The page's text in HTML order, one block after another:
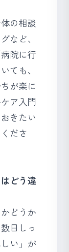
の相談
など、
院に行
ても、
が楽に
ア入門
きたい
ださ
どう違
どうか
日しっ
い」が